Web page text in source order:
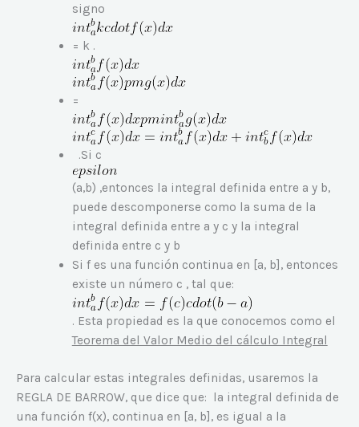
signo
= k .
=
.Si c
(a,b) ,entonces la integral definida entre a y b,
puede descomponerse como la suma de la
integral definida entre a y c y la integral
definida entre c y b
Si f es una función continua en [a, b], entonces
existe un número c , tal que:
. Esta propiedad es la que conocemos como el
Teorema del Valor Medio del cálculo Integral
Para calcular estas integrales definidas, usaremos la
REGLA DE BARROW, que dice que: la integral definida de
una función f(x), continua en [a, b], es igual a la